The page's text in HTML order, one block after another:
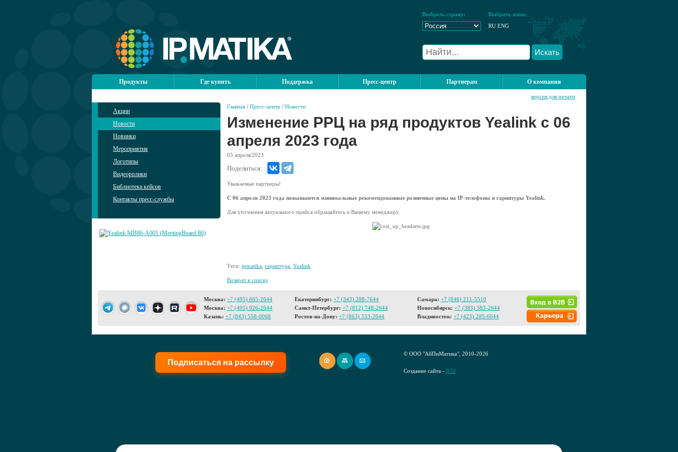
Выбрать страну:
Выбрать язык:
RU ENG
Искать
Продукты Где купить Поддержка Пресс-центр Партнерам О компании
Акции
Новости
Новинки
Мероприятия
Логотипы
Видеоролики
Библиотека кейсов
Контакты пресс-службы
Главная / Пресс-центр / Новости
версия для печати
Изменение РРЦ на ряд продуктов Yealink с 06
апреля 2023 года
05 апреля'2023
Поделиться:
Уважаемые партнеры!
С 06 апреля 2023 года повышаются минимальные рекомендованные розничные цены на IP-телефоны и гарнитуры Yealink.
Для уточнения актуального прайса обращайтесь к Вашему менеджеру.
Теги: ipmatika гарнитура Yealink
Возврат к списку
Москва: +7 (495) 665-2644
Москва: +7 (495) 926-2644
Казань: +7 (843) 558-0068
Екатеринбург: +7 (343) 288-7644
Санкт-Петербург: +7 (812) 748-2644
Ростов-на-Дону: +7 (863) 333-2644
Самара: +7 (846) 211-5510
Новосибирск: +7 (383) 383-2644
Владивосток: +7 (423) 205-6044
Подписаться на рассылку
© ООО "АйПиМатика", 2010-2026
Создание сайта - ICO